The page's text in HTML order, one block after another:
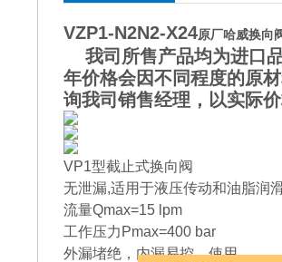
VZP1-N2N2-X24原厂哈威换向
我司所售产品均为进口
年价格会因不同程度的原
询我司销售经理，以实际价
VP1型截止式换向阀
无泄漏,适用于液压传动和油脂润
流量Qmax=15 lpm
工作压力Pmax=400 bar
外漏堵绝，内漏易控，使用